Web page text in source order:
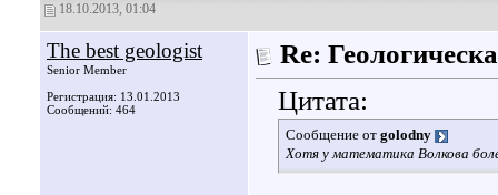
18.10.2013, 01:04
The best geologist
Senior Member
Регистрация: 13.01.2013
Сообщений: 464
Re:
Цитата:
Сообщение от golodny
Хотя у математика Волкова